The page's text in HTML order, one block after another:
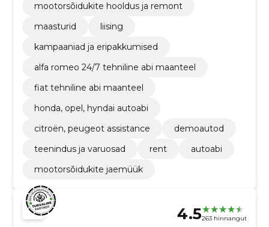
mootorsõidukite hooldus ja remont
maasturid
liising
kampaaniad ja eripakkumised
alfa romeo 24/7 tehniline abi maanteel
fiat tehniline abi maanteel
honda, opel, hyndai autoabi
citroën, peugeot assistance
demoautod
teenindus ja varuosad
rent
autoabi
mootorsõidukite jaemüük
4.5263 hinnangut